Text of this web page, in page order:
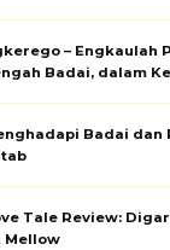
– Engkaulah
Badai, dalam
Badai dan
Tale Review:
Mellow